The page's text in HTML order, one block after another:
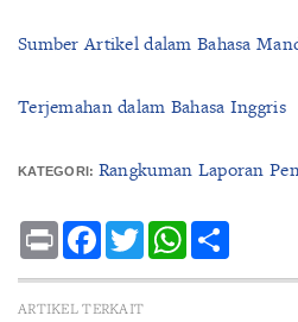
Sumber Artikel dalam Bahasa
Terjemahan dalam Bahasa Inggris
KATEGORI: Rangkuman Laporan
Print Facebook
TwitterWhatsApp
ARTIKEL TERKAIT